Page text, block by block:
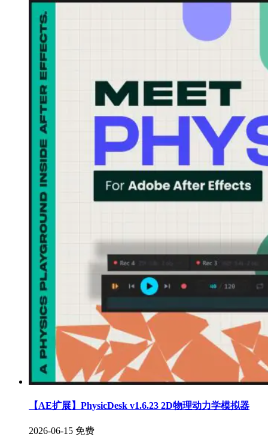
【AE扩展】PhysicDesk v1.6.23 2D物理动力学模拟器
2026-06-15 免费